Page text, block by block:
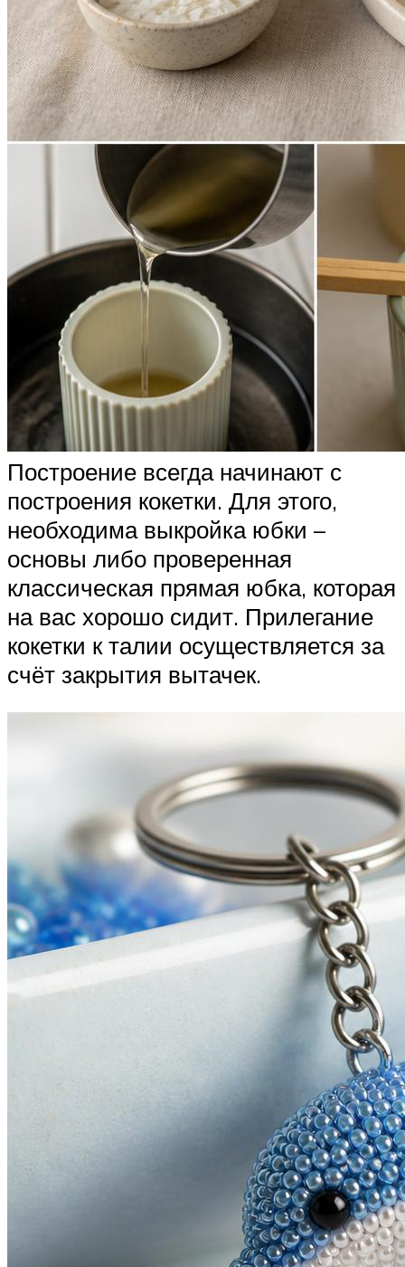
Построение всегда начинают с
построения кокетки. Для этого,
необходима выкройка юбки –
основы либо проверенная
классическая прямая юбка, которая
на вас хорошо сидит. Прилегание
кокетки к талии осуществляется за
счёт закрытия вытачек.